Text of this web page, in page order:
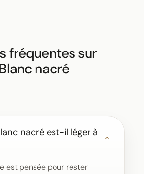
fréquentes sur
nacré
nacré est-il léger à
est pensée pour rester